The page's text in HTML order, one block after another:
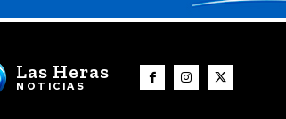
Las Heras
NOTICIAS